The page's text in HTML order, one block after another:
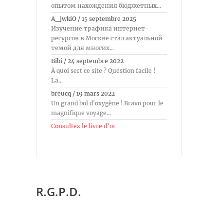
опытом нахождения бюджетных...
A_jwkiO / 15 septembre 2025
Изучение трафика интернет-
ресурсов в Москве стал актуальной
темой для многих...
Bibi / 24 septembre 2022
À quoi sert ce site ? Question facile !
La...
breucq / 19 mars 2022
Un grand bol d'oxygène ! Bravo pour le
magnifique voyage...
Consultez le livre d’or
R.G.P.D.